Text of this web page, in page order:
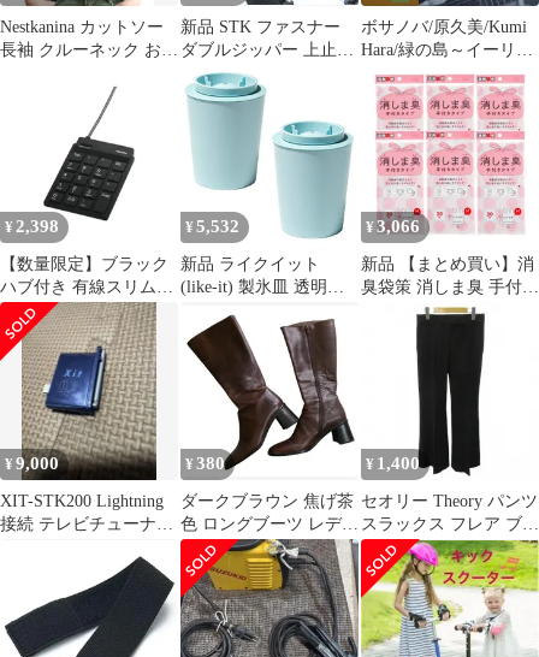
Nestkanina カットソー
長袖 クルーネック おし
インナー 無地 丸首 ト
ップス Tシャツ ロンT
ストレッチ スリム タイ
ト 上品 着やせ レディ
ース TSHT045( グリー
ン, M)
新品 STK ファスナー
ダブルジッパー 上止め
ダウンジャケット バッ
グ 修理 DIY 縫製用 手
芸素材 黒 (80CM 4本セ
ボサノバ/原久美/Kumi
Hara/緑の島～イーリ
ャ・ヴェルジ～/Ilha
Verde
¥ 2,398
【数量限定】ブラック
ハブ付き 有線スリムテ
ンキーボード
BSTKH08BK BUFFALO
バッファロー
¥ 5,532
新品 ライクイット
(like-it) 製氷皿 透明な
(2個組) 約Ф11×高14cm
ライトブルー 日本製
STK-08L 2P 透明氷 丸 7
¥3,066
新品 【まとめ買い】消
臭袋策 消しま臭 手付き
タイプ Mサイズ 30枚×6
個 白半透明 STK12
¥9,000
XIT-STK200 Lightning
接続 テレビチューナー
¥ 380
ダークブラウン 焦げ茶
色 ロングブーツ レディ
ース ダークブラウン チ
ャンキーヒール 太ヒー
ル サイドジップ
20260710 asnmstk 202
0704
¥ 1,400
セオリー Theory パンツ
スラックス フレア ブー
ツカット ジップフライ
ウール 2 黒 ブラック
0511 ■STK